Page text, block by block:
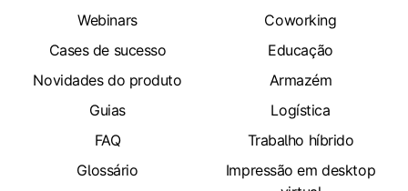
Webinars
Cases de sucesso
Novidades do produto
Guias
FAQ
Glossário
Coworking
Educação
Armazém
Logística
Trabalho híbrido
Impressão em desktop